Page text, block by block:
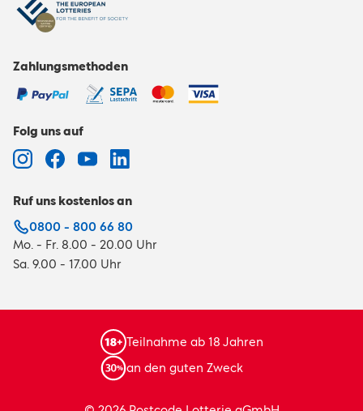
Zahlungsmethoden
Folg uns auf
Ruf uns kostenlos an
0800 - 800 66 80
Mo. - Fr. 8.00 - 20.00 Uhr
Sa. 9.00 - 17.00 Uhr
Teilnahme ab 18 Jahren
an den guten Zweck